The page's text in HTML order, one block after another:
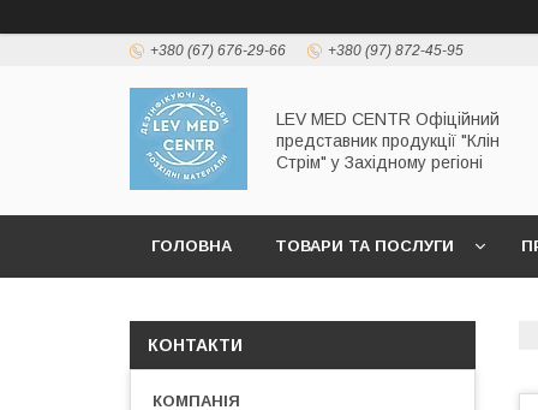
+380 (67) 676-29-66 +380 (97) 872-45-95
LEV MED CENTR Офіційний
представник продукції "Клін
Стрім" у Західному регіоні
ГОЛОВНА ТОВАРИ ТА ПОСЛУГИ
КОНТАКТИ